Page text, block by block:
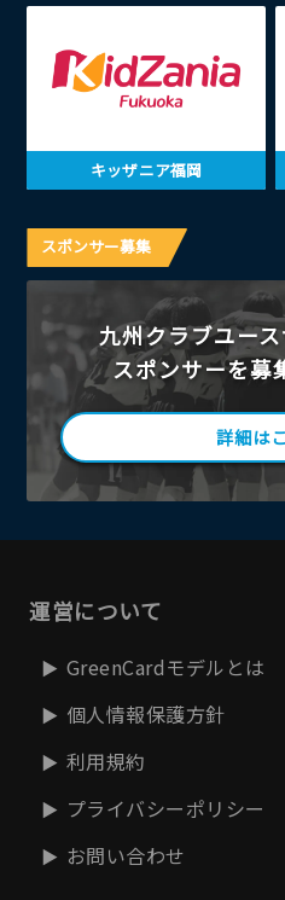
キッザニア福岡
スポンサー募集
九州クラブユー
スポンサーを募
詳細は
運営について
GreenCardモデルとは
個人情報保護方針
利用規約
プライバシーポリシー
お問い合わせ